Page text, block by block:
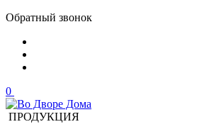
Обратный звонок
0
ПРОДУКЦИЯ